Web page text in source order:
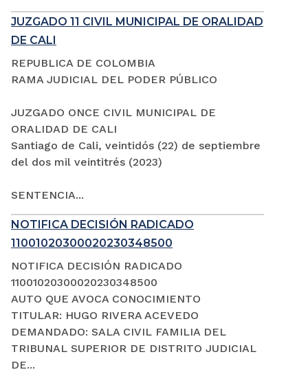
JUZGADO 11 CIVIL MUNICIPAL DE ORALIDAD
DE CALI
REPUBLICA DE COLOMBIA
RAMA JUDICIAL DEL PODER PÚBLICO
JUZGADO ONCE CIVIL MUNICIPAL DE
ORALIDAD DE CALI
Santiago de Cali, veintidós (22) de septiembre
del dos mil veintitrés (2023)
SENTENCIA...
NOTIFICA DECISIÓN RADICADO
11001020300020230348500
NOTIFICA DECISIÓN RADICADO
11001020300020230348500
AUTO QUE AVOCA CONOCIMIENTO
TITULAR: HUGO RIVERA ACEVEDO
DEMANDADO: SALA CIVIL FAMILIA DEL
TRIBUNAL SUPERIOR DE DISTRITO JUDICIAL
DE...